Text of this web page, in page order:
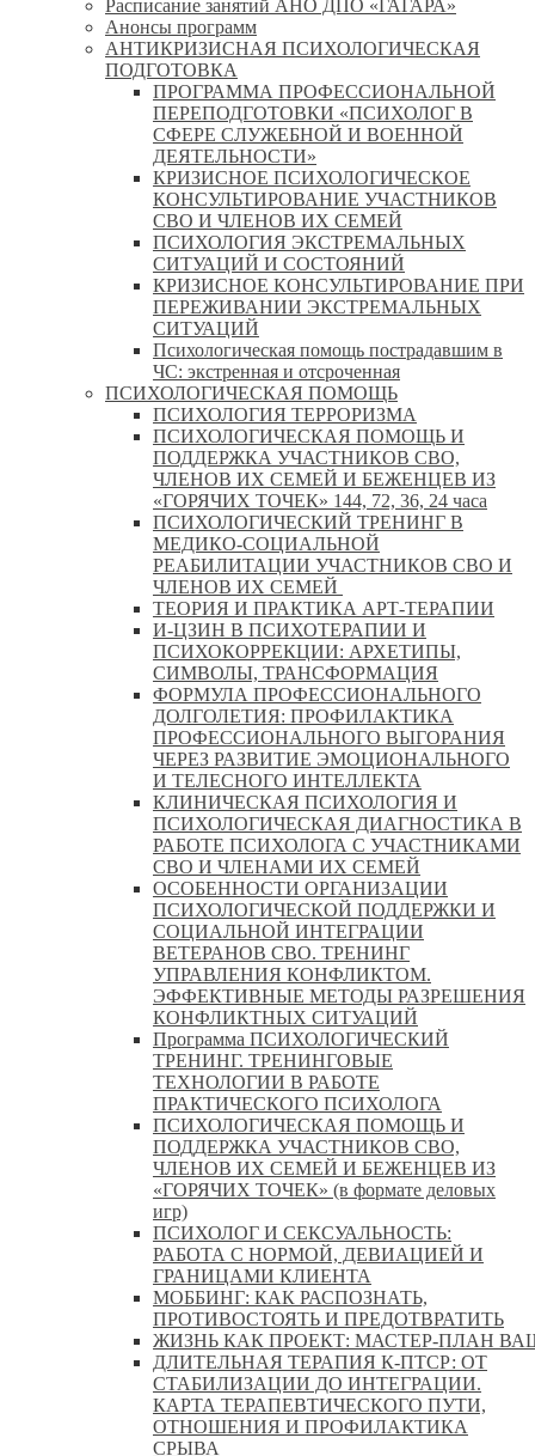
Расписание занятий АНО ДПО «ГАГАРА»
Анонсы программ
АНТИКРИЗИСНАЯ ПСИХОЛОГИЧЕСКАЯ
ПОДГОТОВКА
ПРОГРАММА ПРОФЕССИОНАЛЬНОЙ
ПЕРЕПОДГОТОВКИ «ПСИХОЛОГ В
СФЕРЕ СЛУЖЕБНОЙ И ВОЕННОЙ
ДЕЯТЕЛЬНОСТИ»
КРИЗИСНОЕ ПСИХОЛОГИЧЕСКОЕ
КОНСУЛЬТИРОВАНИЕ УЧАСТНИКОВ
СВО И ЧЛЕНОВ ИХ СЕМЕЙ
ПСИХОЛОГИЯ ЭКСТРЕМАЛЬНЫХ
СИТУАЦИЙ И СОСТОЯНИЙ
КРИЗИСНОЕ КОНСУЛЬТИРОВАНИЕ ПРИ
ПЕРЕЖИВАНИИ ЭКСТРЕМАЛЬНЫХ
СИТУАЦИЙ
Психологическая помощь пострадавшим в
ЧС: экстренная и отсроченная
ПСИХОЛОГИЧЕСКАЯ ПОМОЩЬ
ПСИХОЛОГИЯ ТЕРРОРИЗМА
ПСИХОЛОГИЧЕСКАЯ ПОМОЩЬ И
ПОДДЕРЖКА УЧАСТНИКОВ СВО,
ЧЛЕНОВ ИХ СЕМЕЙ И БЕЖЕНЦЕВ ИЗ
«ГОРЯЧИХ ТОЧЕК» 144, 72, 36, 24 часа
ПСИХОЛОГИЧЕСКИЙ ТРЕНИНГ В
МЕДИКО-СОЦИАЛЬНОЙ
РЕАБИЛИТАЦИИ УЧАСТНИКОВ СВО И
ЧЛЕНОВ ИХ СЕМЕЙ
ТЕОРИЯ И ПРАКТИКА АРТ-ТЕРАПИИ
И-ЦЗИН В ПСИХОТЕРАПИИ И
ПСИХОКОРРЕКЦИИ: АРХЕТИПЫ,
СИМВОЛЫ, ТРАНСФОРМАЦИЯ
ФОРМУЛА ПРОФЕССИОНАЛЬНОГО
ДОЛГОЛЕТИЯ: ПРОФИЛАКТИКА
ПРОФЕССИОНАЛЬНОГО ВЫГОРАНИЯ
ЧЕРЕЗ РАЗВИТИЕ ЭМОЦИОНАЛЬНОГО
И ТЕЛЕСНОГО ИНТЕЛЛЕКТА
КЛИНИЧЕСКАЯ ПСИХОЛОГИЯ И
ПСИХОЛОГИЧЕСКАЯ ДИАГНОСТИКА В
РАБОТЕ ПСИХОЛОГА С УЧАСТНИКАМИ
СВО И ЧЛЕНАМИ ИХ СЕМЕЙ
ОСОБЕННОСТИ ОРГАНИЗАЦИИ
ПСИХОЛОГИЧЕСКОЙ ПОДДЕРЖКИ И
СОЦИАЛЬНОЙ ИНТЕГРАЦИИ
ВЕТЕРАНОВ СВО. ТРЕНИНГ
УПРАВЛЕНИЯ КОНФЛИКТОМ.
ЭФФЕКТИВНЫЕ МЕТОДЫ РАЗРЕШЕНИЯ
КОНФЛИКТНЫХ СИТУАЦИЙ
Программа ПСИХОЛОГИЧЕСКИЙ
ТРЕНИНГ. ТРЕНИНГОВЫЕ
ТЕХНОЛОГИИ В РАБОТЕ
ПРАКТИЧЕСКОГО ПСИХОЛОГА
ПСИХОЛОГИЧЕСКАЯ ПОМОЩЬ И
ПОДДЕРЖКА УЧАСТНИКОВ СВО,
ЧЛЕНОВ ИХ СЕМЕЙ И БЕЖЕНЦЕВ ИЗ
«ГОРЯЧИХ ТОЧЕК» (в формате деловых
игр)
ПСИХОЛОГ И СЕКСУАЛЬНОСТЬ:
РАБОТА С НОРМОЙ, ДЕВИАЦИЕЙ И
ГРАНИЦАМИ КЛИЕНТА
МОББИНГ: КАК РАСПОЗНАТЬ,
ПРОТИВОСТОЯТЬ И ПРЕДОТВРАТИТЬ
ЖИЗНЬ КАК ПРОЕКТ: МАСТЕР‑ПЛАН
ДЛИТЕЛЬНАЯ ТЕРАПИЯ К-ПТСР: ОТ
СТАБИЛИЗАЦИИ ДО ИНТЕГРАЦИИ.
КАРТА ТЕРАПЕВТИЧЕСКОГО ПУТИ,
ОТНОШЕНИЯ И ПРОФИЛАКТИКА
СРЫВА